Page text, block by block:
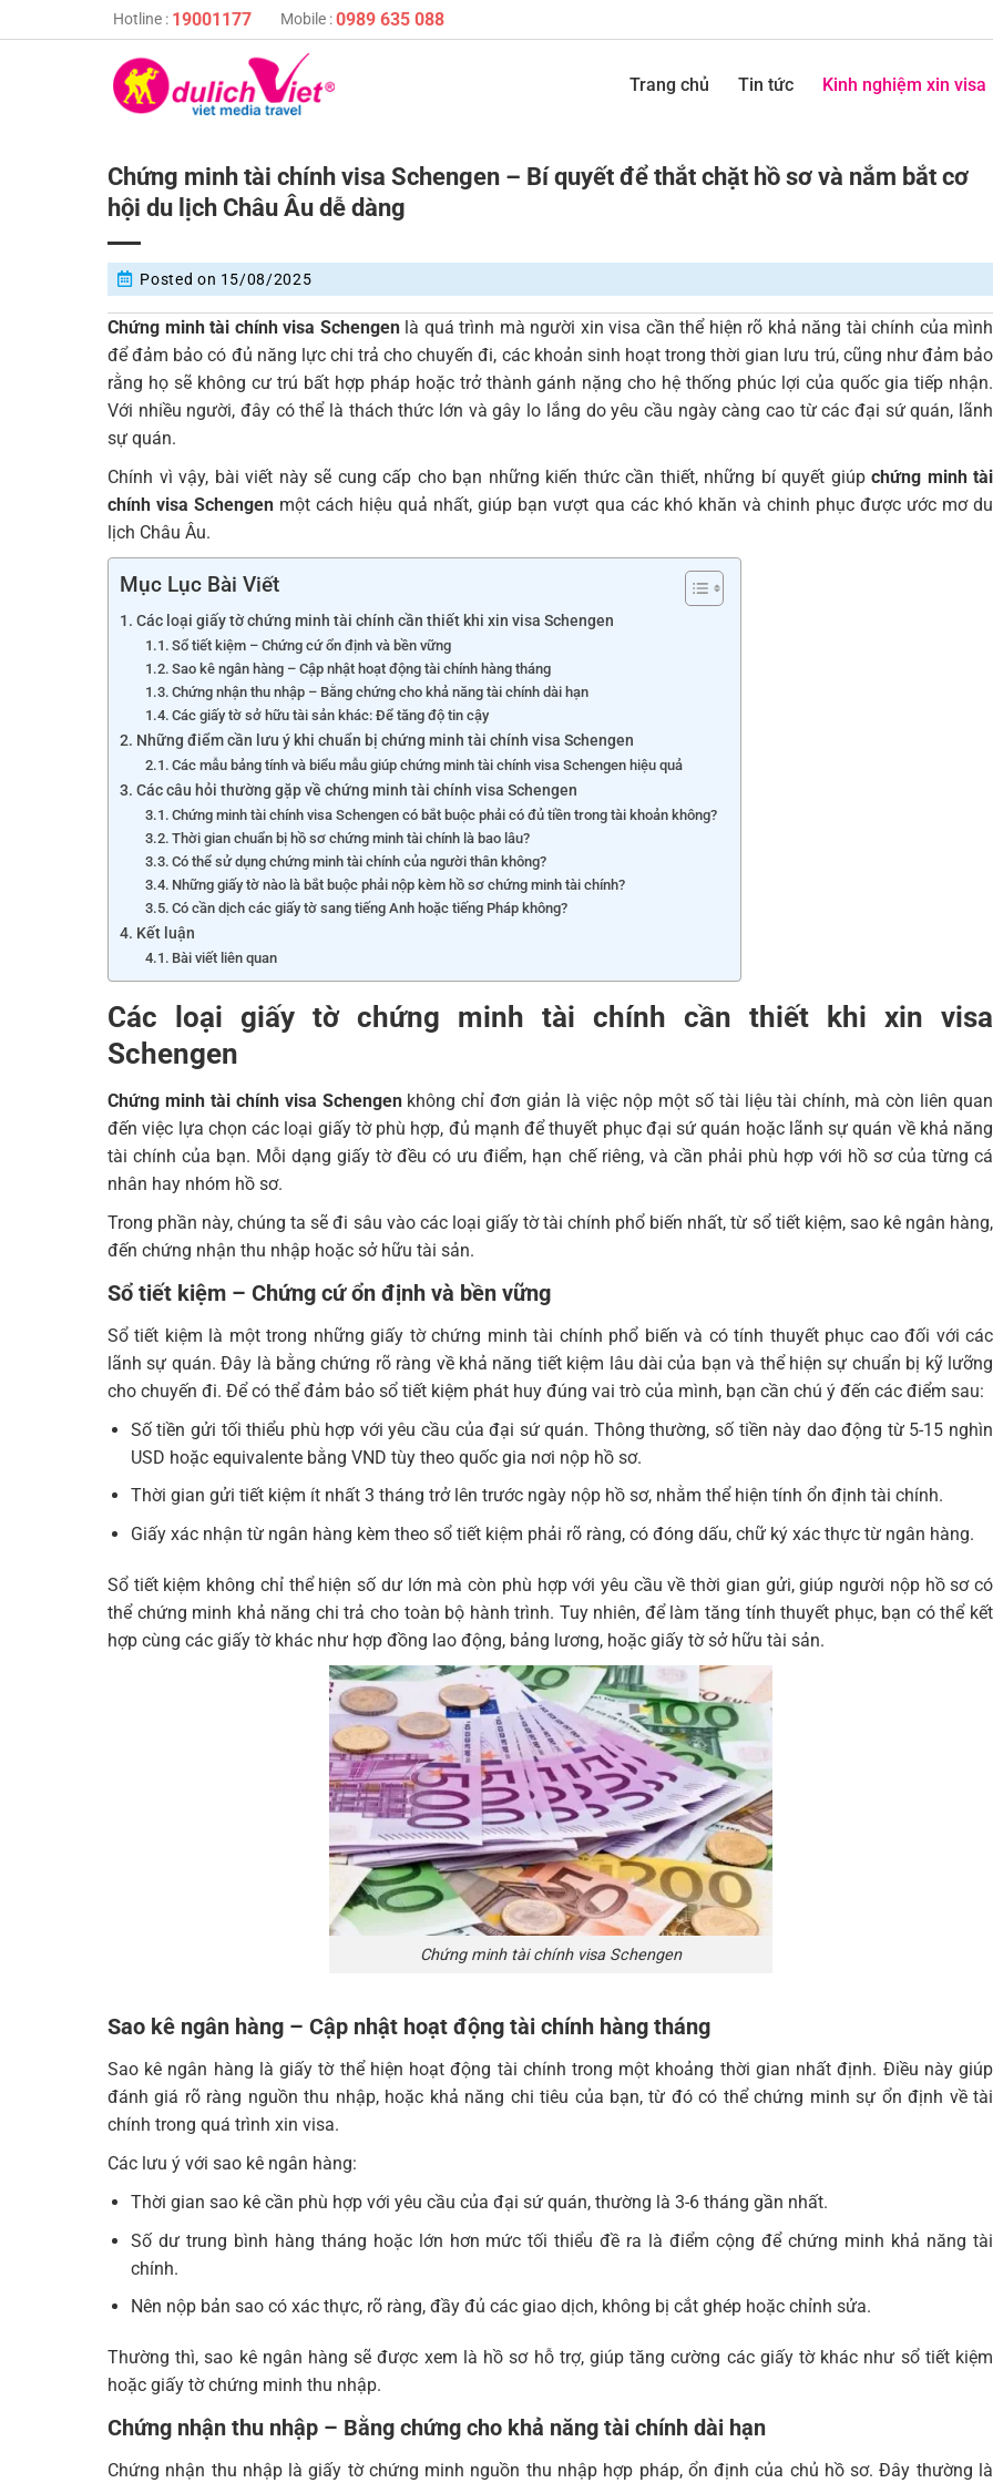
to
Hotline : 19001177 Mobile :0989 635 088
Trang chủ Tin tức Kinh nghiệm xin visa
Chứng minh tài chính visa Schengen – Bí quyết để thắt chặt hồ sơ và nắm bắt cơ
hội du lịch Châu Âu dễ dàng
Posted on 15/08/2025
Chứng minh tài chính visa Schengenlà quá trình mà người xin visa cần thể hiện rõ khả năng tài chính của mình
để đảm bảo có đủ năng lực chi trả cho chuyến đi, các khoản sinh hoạt trong thời gian lưu trú, cũng như đảm bảo
rằng họ sẽ không cư trú bất hợp pháp hoặc trở thành gánh nặng cho hệ thống phúc lợi của quốc gia tiếp nhận.
Với nhiều người, đây có thể là thách thức lớn và gây lo lắng do yêu cầu ngày càng cao từ các đại sứ quán, lãnh
sự quán.
Chính vì vậy, bài viết này sẽ cung cấp cho bạn những kiến thức cần thiết, những bí quyết giúp chứng minh tài
chính visa Schengen một cách hiệu quả nhất, giúp bạn vượt qua các khó khăn và chinh phục được ước mơ du
lịch Châu Âu.
Mục Lục Bài Viết
Các loại giấy tờ chứng minh tài chính cần thiết khi xin visa Schengen
Sổ tiết kiệm – Chứng cứ ổn định và bền vững
Sao kê ngân hàng – Cập nhật hoạt động tài chính hàng tháng
Chứng nhận thu nhập – Bằng chứng cho khả năng tài chính dài hạn
Các giấy tờ sở hữu tài sản khác: Để tăng độ tin cậy
Những điểm cần lưu ý khi chuẩn bị chứng minh tài chính visa Schengen
Các mẫu bảng tính và biểu mẫu giúp chứng minh tài chính visa Schengen hiệu quả
Các câu hỏi thường gặp về chứng minh tài chính visa Schengen
Chứng minh tài chính visa Schengen có bắt buộc phải có đủ tiền trong tài khoản không?
Thời gian chuẩn bị hồ sơ chứng minh tài chính là bao lâu?
Có thể sử dụng chứng minh tài chính của người thân không?
Những giấy tờ nào là bắt buộc phải nộp kèm hồ sơ chứng minh tài chính?
Có cần dịch các giấy tờ sang tiếng Anh hoặc tiếng Pháp không?
Kết luận
Bài viết liên quan
Các loại giấy tờ chứng minh tài chính cần thiết khi xin visa
Schengen
Chứng minh tài chính visa Schengenkhông chỉ đơn giản là việc nộp một số tài liệu tài chính, mà còn liên quan
đến việc lựa chọn các loại giấy tờ phù hợp, đủ mạnh để thuyết phục đại sứ quán hoặc lãnh sự quán về khả năng
tài chính của bạn. Mỗi dạng giấy tờ đều có ưu điểm, hạn chế riêng, và cần phải phù hợp với hồ sơ của từng cá
nhân hay nhóm hồ sơ.
Trong phần này, chúng ta sẽ đi sâu vào các loại giấy tờ tài chính phổ biến nhất, từ sổ tiết kiệm, sao kê ngân hàng,
đến chứng nhận thu nhập hoặc sở hữu tài sản.
Sổ tiết kiệm – Chứng cứ ổn định và bền vững
Sổ tiết kiệm là một trong những giấy tờ chứng minh tài chính phổ biến và có tính thuyết phục cao đối với các
lãnh sự quán. Đây là bằng chứng rõ ràng về khả năng tiết kiệm lâu dài của bạn và thể hiện sự chuẩn bị kỹ lưỡng
cho chuyến đi. Để có thể đảm bảo sổ tiết kiệm phát huy đúng vai trò của mình, bạn cần chú ý đến các điểm sau:
Số tiền gửi tối thiểu phù hợp với yêu cầu của đại sứ quán. Thông thường, số tiền này dao động từ 5-15 nghìn
USD hoặc equivalente bằng VND tùy theo quốc gia nơi nộp hồ sơ.
Thời gian gửi tiết kiệm ít nhất 3 tháng trở lên trước ngày nộp hồ sơ, nhằm thể hiện tính ổn định tài chính.
Giấy xác nhận từ ngân hàng kèm theo sổ tiết kiệm phải rõ ràng, có đóng dấu, chữ ký xác thực từ ngân hàng.
Sổ tiết kiệm không chỉ thể hiện số dư lớn mà còn phù hợp với yêu cầu về thời gian gửi, giúp người nộp hồ sơ có
thể chứng minh khả năng chi trả cho toàn bộ hành trình. Tuy nhiên, để làm tăng tính thuyết phục, bạn có thể kết
hợp cùng các giấy tờ khác như hợp đồng lao động, bảng lương, hoặc giấy tờ sở hữu tài sản.
Chứng minh tài chính visa Schengen
Sao kê ngân hàng – Cập nhật hoạt động tài chính hàng tháng
Sao kê ngân hàng là giấy tờ thể hiện hoạt động tài chính trong một khoảng thời gian nhất định. Điều này giúp
đánh giá rõ ràng nguồn thu nhập, hoặc khả năng chi tiêu của bạn, từ đó có thể chứng minh sự ổn định về tài
chính trong quá trình xin visa.
Các lưu ý với sao kê ngân hàng:
Thời gian sao kê cần phù hợp với yêu cầu của đại sứ quán, thường là 3-6 tháng gần nhất.
Số dư trung bình hàng tháng hoặc lớn hơn mức tối thiểu đề ra là điểm cộng để chứng minh khả năng tài
chính.
Nên nộp bản sao có xác thực, rõ ràng, đầy đủ các giao dịch, không bị cắt ghép hoặc chỉnh sửa.
Thường thì, sao kê ngân hàng sẽ được xem là hồ sơ hỗ trợ, giúp tăng cường các giấy tờ khác như sổ tiết kiệm
hoặc giấy tờ chứng minh thu nhập.
Chứng nhận thu nhập – Bằng chứng cho khả năng tài chính dài hạn
Chứng nhận thu nhập là giấy tờ chứng minh nguồn thu nhập hợp pháp, ổn định của chủ hồ sơ. Đây thường là